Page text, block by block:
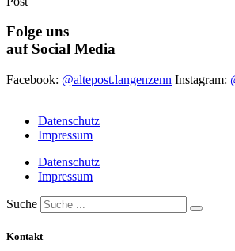
Folge uns
auf Social Media
Facebook: @altepost.langenzenn Instagram:
Datenschutz
Impressum
Datenschutz
Impressum
Suche
Kontakt